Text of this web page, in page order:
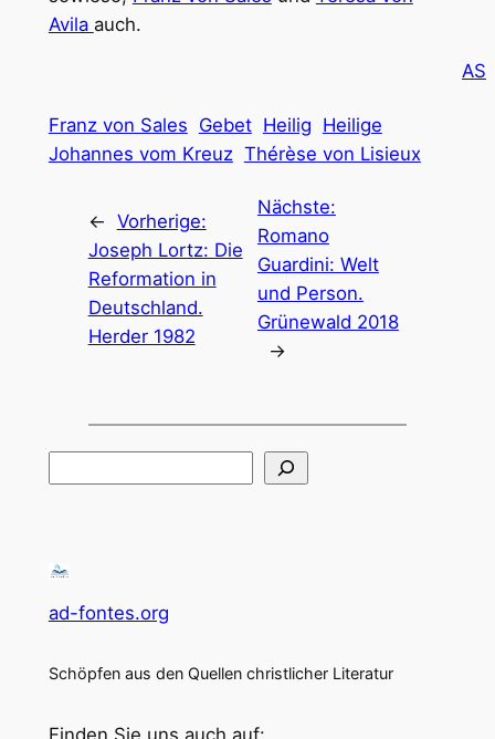
Avila auch.
AS
Franz von Sales Gebet Heilig Heilige
Johannes vom Kreuz Thérèse von Lisieux
← Vorherige:
Joseph Lortz: Die
Reformation in
Deutschland.
Herder 1982
Nächste:
Romano
Guardini: Welt
und Person.
Grünewald 2018
→
ad-fontes.org
Schöpfen aus den Quellen christlicher Literatur